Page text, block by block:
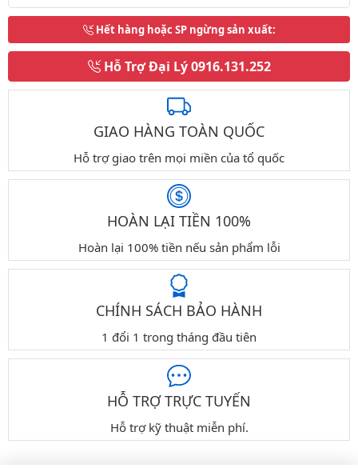
Hết hàng hoặc SP ngừng sản xuất:
Hỗ Trợ Đại Lý0916.131.252
GIAO HÀNG TOÀN QUỐC
Hỗ trợ giao trên mọi miền của tổ quốc
HOÀN LẠI TIỀN 100%
Hoàn lại 100% tiền nếu sản phẩm lỗi
CHÍNH SÁCH BẢO HÀNH
1 đổi 1 trong tháng đầu tiên
HỖ TRỢ TRỰC TUYẾN
Hỗ trợ kỹ thuật miễn phí.